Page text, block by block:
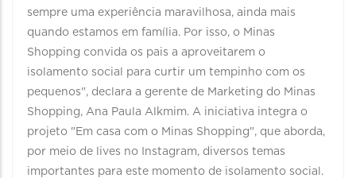
sempre uma experiência maravilhosa, ainda mais
quando estamos em família. Por isso, o Minas
Shopping convida os pais a aproveitarem o
isolamento social para curtir um tempinho com os
pequenos", declara a gerente de Marketing do Minas
Shopping, Ana Paula Alkmim. A iniciativa integra o
projeto "Em casa com o Minas Shopping", que aborda,
por meio de lives no Instagram, diversos temas
importantes para este momento de isolamento social.